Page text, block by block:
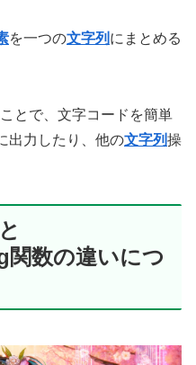
を一つの文字列 にまとめる
とで、文字コードを簡単
出力したり、他の文字列操
数の違いにつ